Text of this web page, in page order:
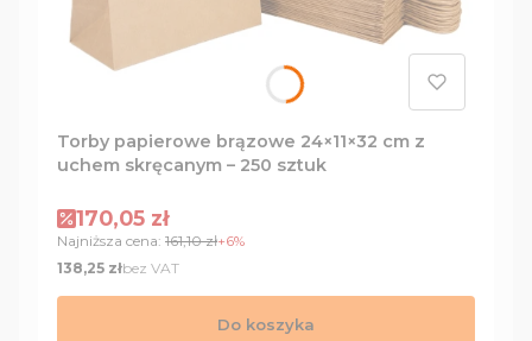
Torby papierowe brązowe 24×11×32 cm z
uchem skręcanym – 250 sztuk
Cena promocyjna
170,05 zł
Najniższa cena: 161,10 zł+6%
Cena
138,25 złbez VAT
Do koszyka